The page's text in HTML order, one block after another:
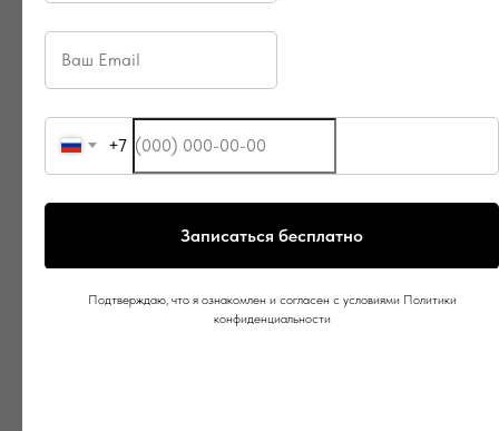
+7
Записаться бесплатно
Подтверждаю, что я ознакомлен и согласен с условиями Политики
конфиденциальности